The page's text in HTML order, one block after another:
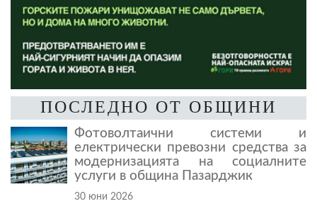
ПОСЛЕДНО ОТ ОБЩИНИ
Фотоволтаични системи и
електрически превозни средства за
модернизацията на социалните
услуги в община Пазарджик
30 юни 2026